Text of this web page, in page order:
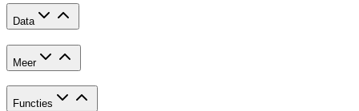
Data
Meer
Functies